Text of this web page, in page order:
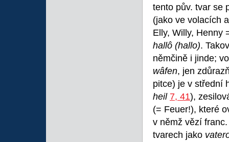
tento pův. tvar se
(jako ve volacích
Elly, Willy, Henny
hallô (hallo).
němčině i jinde;
wâfen, jen
pitce) je v střední
heil 7, 41),
(= Feuer!), které
v němž vězí
tvarech jako